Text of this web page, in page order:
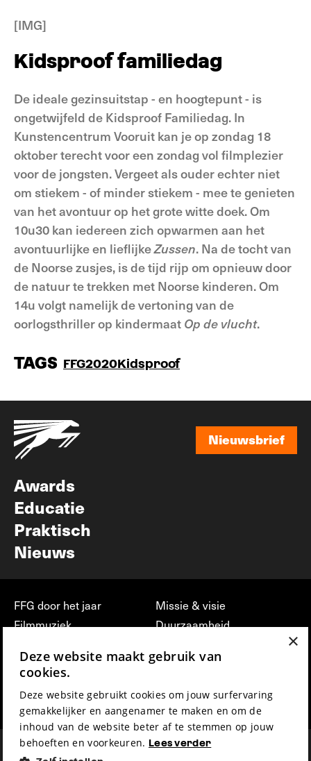
[IMG]
Kidsproof familiedag
De ideale gezinsuitstap - en hoogtepunt - is
ongetwijfeld de Kidsproof Familiedag. In
Kunstencentrum Vooruit kan je op zondag 18
oktober terecht voor een zondag vol filmplezier
voor de jongsten. Vergeet als ouder echter niet
om stiekem - of minder stiekem - mee te genieten
van het avontuur op het grote witte doek. Om
10u30 kan iedereen zich opwarmen aan het
avontuurlijke en lieflijkeZussen. Na de tocht van
de Noorse zusjes, is de tijd rijp om opnieuw door
de natuur te trekken met Noorse kinderen. Om
14u volgt namelijk de vertoning van de
oorlogsthriller op kindermaat Op de vlucht.
TAGS FFG2020Kidsproof
Nieuwsbrief
Awards
Educatie
Praktisch
Nieuws
FFG door het jaar
Filmmuziek
Press & Industry
Film Fest Friends
Missie & visie
Duurzaamheid
vrijwilligerswerk bij FFG
Privacy & Disclaimer
×
Deze website maakt gebruik van
cookies.
Deze website gebruikt cookies om jouw surfervaring
gemakkelijker en aangenamer te maken en om de
inhoud van de website beter af te stemmen op jouw
behoeften en voorkeuren. Lees verder